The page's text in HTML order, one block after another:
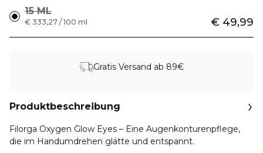
15 ML
€ 49,99
€ 333,27 / 100 ml
Gratis Versand ab 89€
Produktbeschreibung
Filorga Oxygen Glow Eyes – Eine Augenkonturenpflege,
die im Handumdrehen glätte und entspannt.